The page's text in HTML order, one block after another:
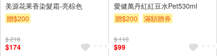
美源花果香染髮霜-亮棕色
贈$200
$ 218
$174
愛健萬丹紅紅豆水Pet530ml
贈$200
滿額贈券
$ 110
$99